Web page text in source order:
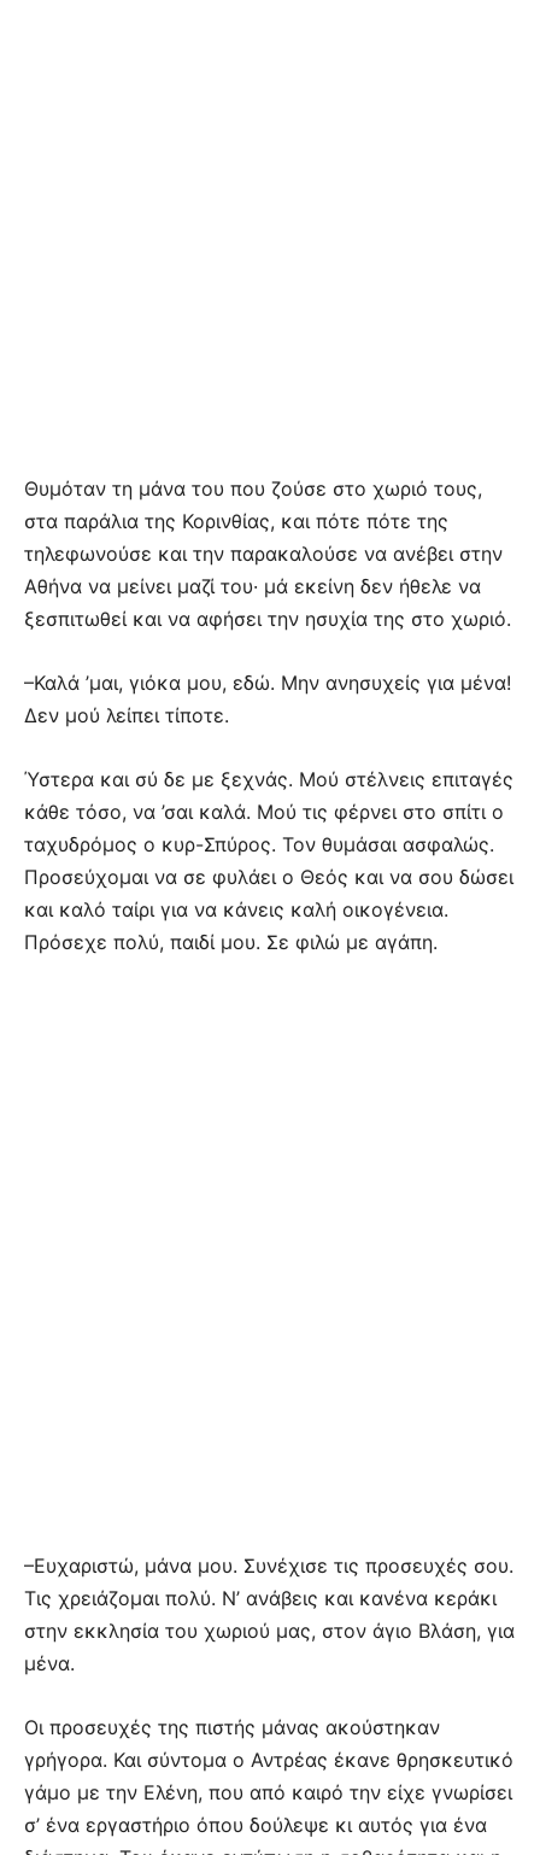
Θυμόταν τη μάνα του που ζούσε στο χωριό τους,
στα παράλια της Κορινθίας, και πότε πότε της
τηλεφωνούσε και την παρακαλούσε να ανέβει στην
Αθήνα να μείνει μαζί του· μά εκείνη δεν ήθελε να
ξεσπιτωθεί και να αφήσει την ησυχία της στο χωριό.
–Καλά ’μαι, γιόκα μου, εδώ. Μην ανησυχείς για μένα!
Δεν μού λείπει τίποτε.
Ύστερα και σύ δε με ξεχνάς. Μού στέλνεις επιταγές
κάθε τόσο, να ’σαι καλά. Μού τις φέρνει στο σπίτι ο
ταχυδρόμος ο κυρ-Σπύρος. Τον θυμάσαι ασφαλώς.
Προσεύχομαι να σε φυλάει ο Θεός και να σου δώσει
και καλό ταίρι για να κάνεις καλή οικογένεια.
Πρόσεχε πολύ, παιδί μου. Σε φιλώ με αγάπη.
–Ευχαριστώ, μάνα μου. Συνέχισε τις προσευχές σου.
Τις χρειάζομαι πολύ. Ν’ ανάβεις και κανένα κεράκι
στην εκκλησία του χωριού μας, στον άγιο Βλάση, για
μένα.
Οι προσευχές της πιστής μάνας ακούστηκαν
γρήγορα. Και σύντομα ο Αντρέας έκανε θρησκευτικό
γάμο με την Ελένη, που από καιρό την είχε γνωρίσει
σ’ ένα εργαστήριο όπου δούλεψε κι αυτός για ένα